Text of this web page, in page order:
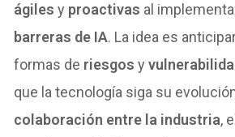
ágiles y proactivas al
barreras de IA. La idea es
formas de riesgos y
que la tecnología siga su
colaboración entre la industria, el